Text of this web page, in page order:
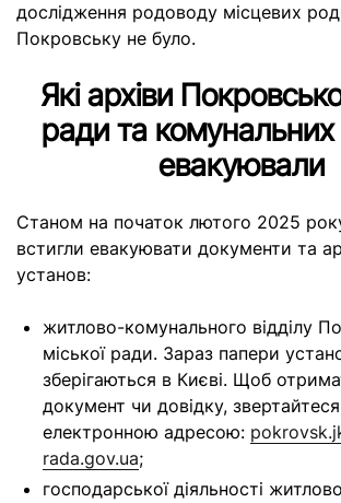
дослідження родоводу місцевих
Покровську не було.
Які архіви
ради та комунальних
евакуювали
Станом на початок лютого 2025
встигли евакуювати документи та
установ:
житлово-комунального відділу
міської ради. Зараз папери
зберігаються в Києві. Щоб
документ чи довідку,
електронною адресою:
rada.gov.ua;
господарської діяльності